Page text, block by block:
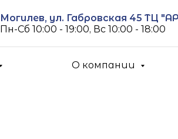
Могилев, ул. Габровская 45 ТЦ
Пн-Cб 10:00 - 19:00, Вс 10:00 - 18:00
О компании